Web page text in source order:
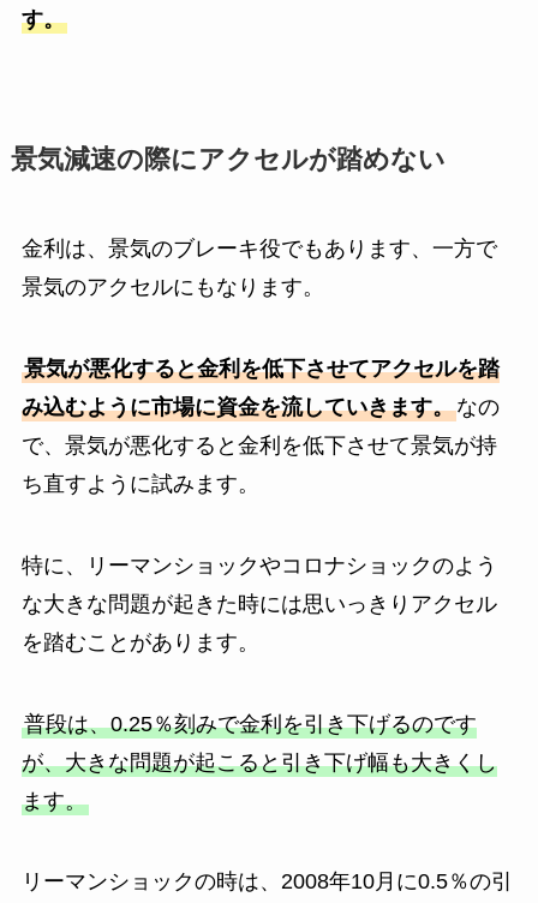
す。
景気減速の際にアクセルが踏めない
金利は、景気のブレーキ役でもあります、一方で
景気のアクセルにもなります。
景気が悪化すると金利を低下させてアクセルを踏
み込むように市場に資金を流していきます。なの
で、景気が悪化すると金利を低下させて景気が持
ち直すように試みます。
特に、リーマンショックやコロナショックのよう
な大きな問題が起きた時には思いっきりアクセル
を踏むことがあります。
普段は、0.25％刻みで金利を引き下げるのです
が、大きな問題が起こると引き下げ幅も大きくし
ます。
リーマンショックの時は、2008年10月に0.5％の引